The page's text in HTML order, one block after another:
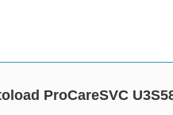
ProCareSVC